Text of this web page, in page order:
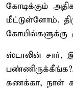
கோடிக்கும்
மீட்டுள்ளோம்.
கோயில்களுக்கு
ஸ்டாலின் சார்,
கணக்கா, நாள்